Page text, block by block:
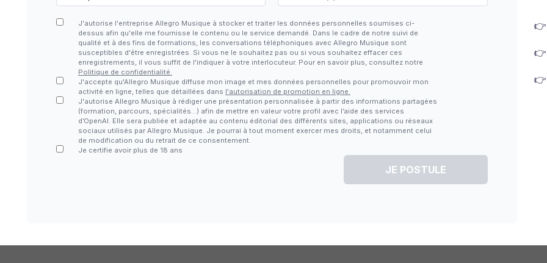
J'autorise l'entreprise Allegro Musique à stocker et traiter les données personnelles soumises ci-
dessus afin qu'elle me fournisse le contenu ou le service demandé. Dans le cadre de notre suivi de
qualité et à des fins de formations, les conversations téléphoniques avec Allegro Musique sont
susceptibles d'être enregistrées. Si vous ne le souhaitez pas ou si vous souhaitez effacer ces
enregistrements, il vous suffit de l'indiquer à votre interlocuteur. Pour en savoir plus, consultez notre
Politique de confidentialité.
J'accepte qu'Allegro Musique diffuse mon image et mes données personnelles pour promouvoir mon
activité en ligne, telles que détaillées dans l'autorisation de promotion en ligne.
J'autorise Allegro Musique à rédiger une présentation personnalisée à partir des informations partagées
(formation, parcours, spécialités…) afin de mettre en valeur votre profil avec l’aide des services
d’OpenAI. Elle sera publiée et adaptée au contenu éditorial des différents sites, applications ou réseaux
sociaux utilisés par Allegro Musique. Je pourrai à tout moment exercer mes droits, et notamment celui
de modification ou du retrait de ce consentement.
Je certifie avoir plus de 18 ans
JE POSTULE